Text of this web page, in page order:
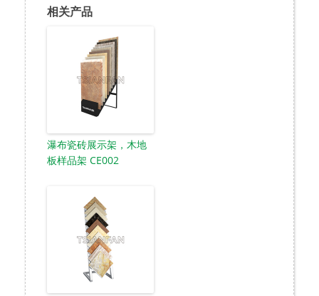
相关产品
瀑布瓷砖展示架，木地
板样品架 CE002